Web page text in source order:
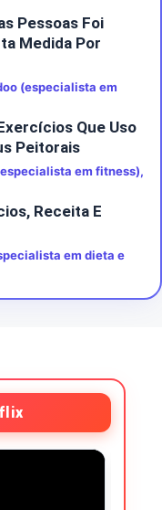
Pessoas Foi
Medida Por
(especialista em
Que Uso
Peitorais
em fitness),
Receita E
em dieta e